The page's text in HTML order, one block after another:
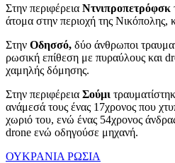
Στην περιφέρεια Ντνιπροπετρόφσκ
άτομα στην περιοχή της Νικόπολης,
Στην Οδησσό, δύο άνθρωποι
ρωσική επίθεση με πυραύλους και
χαμηλής δόμησης.
Στην περιφέρεια Σούμι
ανάμεσά τους ένας 17χρονος που
χωριό του, ενώ ένας 54χρονος
drone ενώ οδηγούσε μηχανή.
ΟΥΚΡΑΝΙΑ ΡΩΣΙΑ